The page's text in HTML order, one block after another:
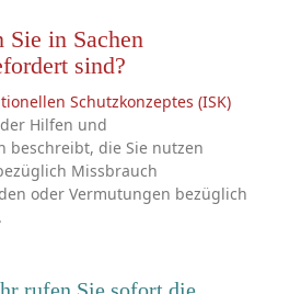
Sie in Sachen
sind?
Schutzkonzeptes (ISK)
Hilfen und
beschreibt, die Sie nutzen
Missbrauch
oder Vermutungen bezüglich